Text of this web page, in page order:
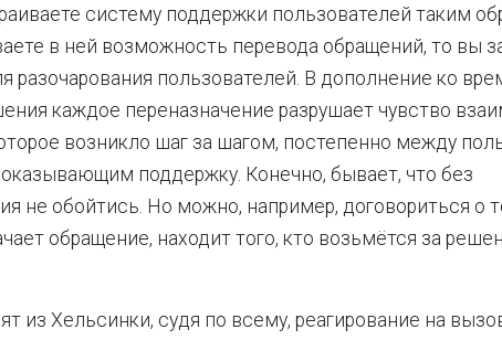
систему поддержки пользователей таким
в ней возможность перевода обращений, то вы
разочарования пользователей. В дополнение ко
каждое переназначение разрушает чувство
возникло шаг за шагом, постепенно между
поддержку. Конечно, бывает, что без
не обойтись. Но можно, например, договориться о
обращение, находит того, кто возьмётся за
из Хельсинки, судя по всему, реагирование на